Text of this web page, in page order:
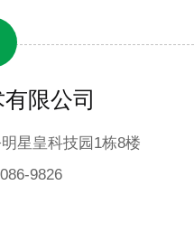
限公司
星皇科技园1栋8楼
9826